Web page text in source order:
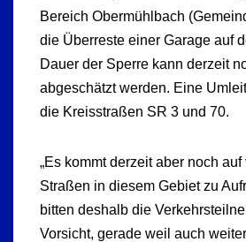
Bereich Obermühlbach
die Überreste einer Garage auf
Dauer der Sperre kann derzeit
abgeschätzt werden. Eine
die Kreisstraßen SR 3 und 70.
„Es kommt derzeit aber noch
Straßen in diesem Gebiet zu
bitten deshalb die
Vorsicht, gerade weil auch